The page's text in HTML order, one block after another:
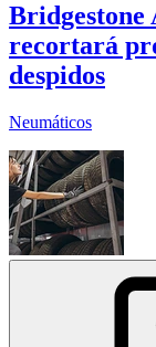
Bridgestone
recortará
despidos
Neumáticos